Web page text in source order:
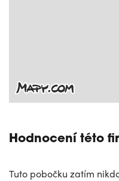
Hodnocení této
Tuto pobočku zatím